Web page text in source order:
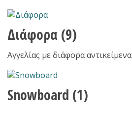
Διάφορα (9)
Αγγελίας με διάφορα αντικείμενα
Snowboard (1)